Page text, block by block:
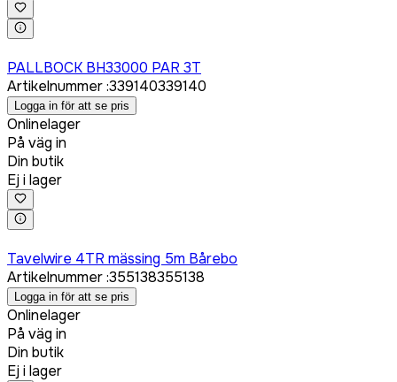
PALLBOCK BH33000 PAR 3T
Artikelnummer:339140339140
Logga in för att se pris
Onlinelager
På väg in
Din butik
Ej i lager
Tavelwire 4TR mässing 5m Bårebo
Artikelnummer:355138355138
Logga in för att se pris
Onlinelager
På väg in
Din butik
Ej i lager